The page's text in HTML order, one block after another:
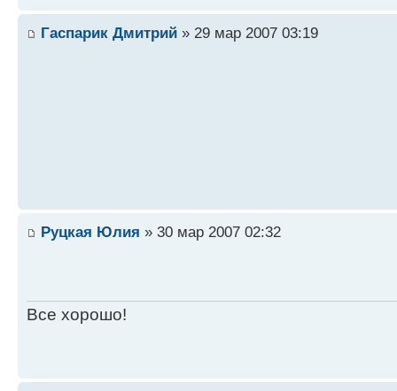
Гаспарик Дмитрий » 29 мар 2007 03:19
Руцкая Юлия » 30 мар 2007 02:32
Все хорошо!